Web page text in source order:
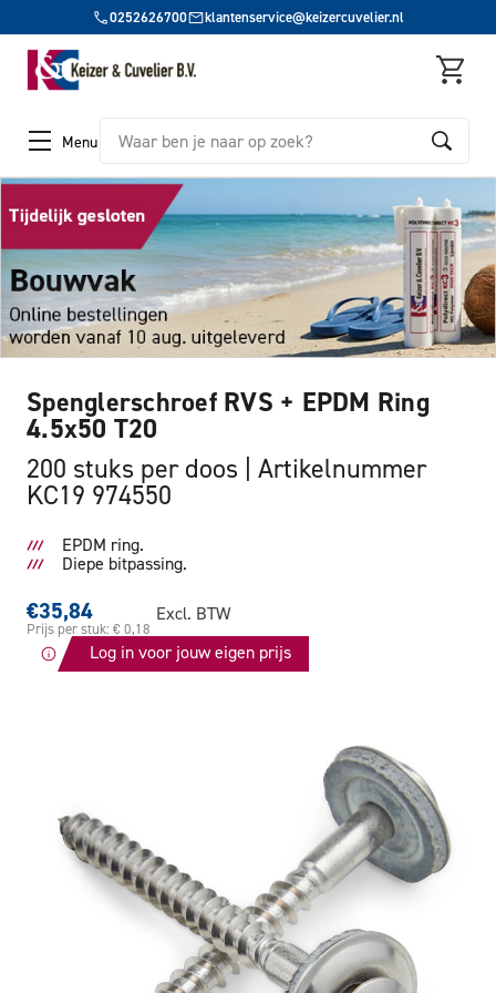
0252626700 klantenservice@keizercuvelier.nl
Menu Zoeken
Spenglerschroef RVS + EPDM Ring
4.5x50 T20
200 stuks per doos
Artikelnummer
KC19 974550
EPDM ring.
Diepe bitpassing.
€35,84
Prijs per stuk: € 0,18
Excl. BTW
Log in voor jouw eigen prijs